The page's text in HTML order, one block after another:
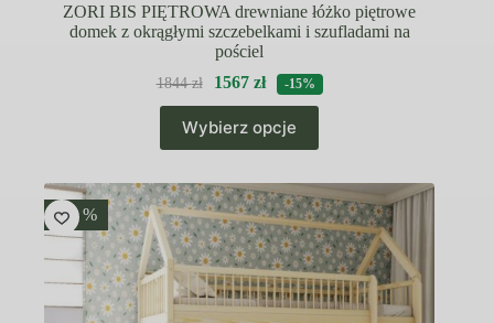
ZORI BIS PIĘTROWA drewniane łóżko piętrowe
domek z okrągłymi szczebelkami i szufladami na
pościel
1844zł 1567 zł -15%
Wybierz opcje
produkt
ma
wariantów.
Opcje
można
wybrać
na
stronie
produktu
-15 %